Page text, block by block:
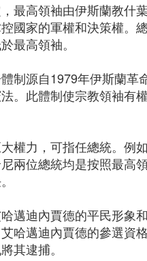
最高領袖由伊斯蘭教什
國家的軍權和決策權。
最高領袖。
制源自1979年伊斯蘭革
。此體制使宗教領袖有
權力，可指任總統。例
兩位總統均是按照最高
邁迪內賈德的平民形象
哈邁迪內賈德的參選資
其逮捕。